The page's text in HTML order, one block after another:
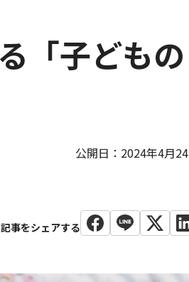
「子どもの
公開日：2024年4月